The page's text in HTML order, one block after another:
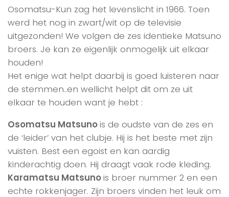
Osomatsu-Kun zag het levenslicht in 1966. Toen
werd het nog in zwart/wit op de televisie
uitgezonden! We volgen de zes identieke Matsuno
broers. Je kan ze eigenlijk onmogelijk uit elkaar
houden!
Het enige wat helpt daarbij is goed luisteren naar
de stemmen..en wellicht helpt dit om ze uit
elkaar te houden want je hebt :
Osomatsu Matsunois de oudste van de zes en
de ‘leider’ van het clubje. Hij is het beste met zijn
vuisten. Best een egoist en kan aardig
kinderachtig doen. Hij draagt vaak rode kleding.
Karamatsu Matsunois broer nummer 2 en een
echte rokkenjager. Zijn broers vinden het leuk om